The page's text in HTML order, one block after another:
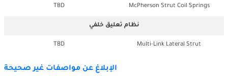
McPherson Strut Coil Springs
TBD
نظام تعليق خلفي
Multi-Link Lateral Strut
TBD
الإبلاغ عن مواصفات غير صحيحة